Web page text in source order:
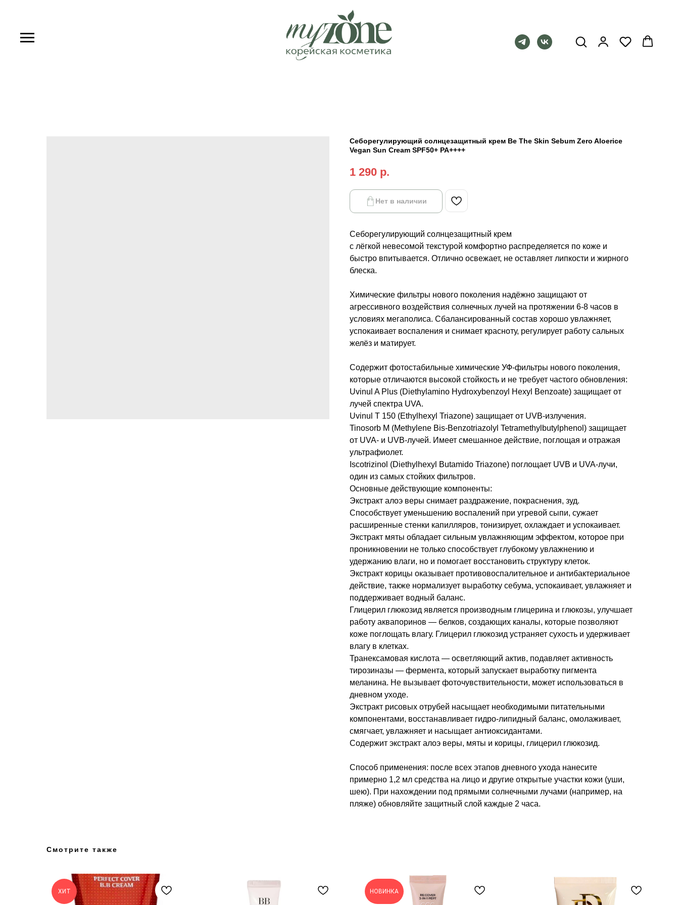
Себорегулирующий солнцезащитный крем Be The Skin Sebum Zero Aloerice
Vegan Sun Cream SPF50+ PA++++
1 290 р.
Нет в наличии
Себорегулирующий солнцезащитный крем
с лёгкой невесомой текстурой комфортно распределяется по коже и
быстро впитывается. Отлично освежает, не оставляет липкости и жирного
блеска.
Химические фильтры нового поколения надёжно защищают от
агрессивного воздействия солнечных лучей на протяжении 6-8 часов в
условиях мегаполиса. Сбалансированный состав хорошо увлажняет,
успокаивает воспаления и снимает красноту, регулирует работу сальных
желёз и матирует.
Содержит фотостабильные химические УФ-фильтры нового поколения,
которые отличаются высокой стойкость и не требует частого обновления:
Uvinul A Plus (Diethylamino Hydroxybenzoyl Hexyl Benzoate) защищает от
лучей спектра UVA.
Uvinul T 150 (Ethylhexyl Triazone) защищает от UVB-излучения.
Tinosorb M (Methylene Bis-Benzotriazolyl Tetramethylbutylphenol) защищает
от UVA- и UVB-лучей. Имеет смешанное действие, поглощая и отражая
ультрафиолет.
Iscotrizinol (Diethylhexyl Butamido Triazone) поглощает UVB и UVA-лучи,
один из самых стойких фильтров.
Основные действующие компоненты:
Экстракт алоэ веры снимает раздражение, покраснения, зуд.
Способствует уменьшению воспалений при угревой сыпи, сужает
расширенные стенки капилляров, тонизирует, охлаждает и успокаивает.
Экстракт мяты обладает сильным увлажняющим эффектом, которое при
проникновении не только способствует глубокому увлажнению и
удержанию влаги, но и помогает восстановить структуру клеток.
Экстракт корицы оказывает противовоспалительное и антибактериальное
действие, также нормализует выработку себума, успокаивает, увлажняет и
поддерживает водный баланс.
Глицерил глюкозид является производным глицерина и глюкозы, улучшает
работу аквапоринов — белков, создающих каналы, которые позволяют
коже поглощать влагу. Глицерил глюкозид устраняет сухость и удерживает
влагу в клетках.
Транексамовая кислота — осветляющий актив, подавляет активность
тирозиназы — фермента, который запускает выработку пигмента
меланина. Не вызывает фоточувствительности, может использоваться в
дневном уходе.
Экстракт рисовых отрубей насыщает необходимыми питательными
компонентами, восстанавливает гидро-липидный баланс, омолаживает,
смягчает, увлажняет и насыщает антиоксидантами.
Содержит экстракт алоэ веры, мяты и корицы, глицерил глюкозид.
Способ применения: после всех этапов дневного ухода нанесите
примерно 1,2 мл средства на лицо и другие открытые участки кожи (уши,
шею). При нахождении под прямыми солнечными лучами (например, на
пляже) обновляйте защитный слой каждые 2 часа.
Смотрите также
ХИТ НОВИНКА